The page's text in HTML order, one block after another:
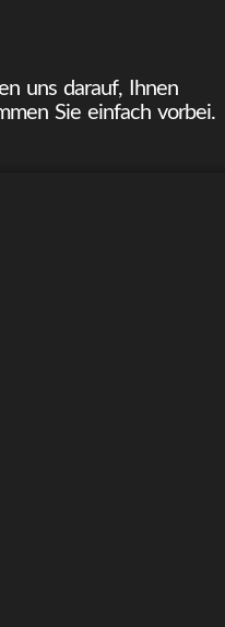
uns darauf, Ihnen
Sie einfach vorbei.